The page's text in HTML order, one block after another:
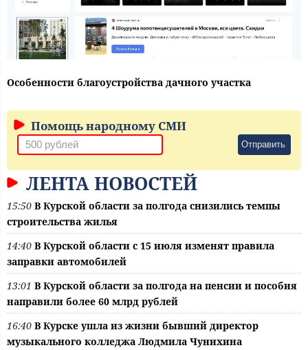
Особенности благоустройства дачного участка
Помощь народному СМИ
Отправить
ЛЕНТА НОВОСТЕЙ
15:50 В Курской области за полгода снизились темпы
строительства жилья
14:40 В Курской области с 15 июля изменят правила
заправки автомобилей
13:01 В Курской области за полгода на пенсии и пособия
направили более 60 млрд рублей
16:40 В Курске ушла из жизни бывший директор
музыкального колледжа Людмила Чунихина